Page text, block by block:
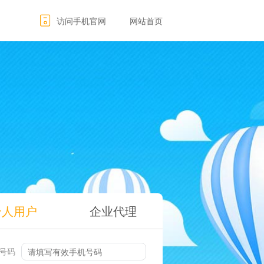
访问手机官网 网站首页
用户 企业代理
码